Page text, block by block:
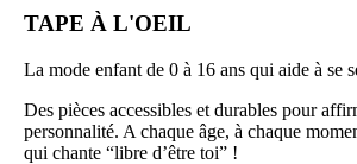
TAPE À L'OEIL
La mode enfant de 0 à 16 ans qui aide à se
Des pièces accessibles et durables pour
personnalité. A chaque âge, à chaque
qui chante “libre d’être toi” !